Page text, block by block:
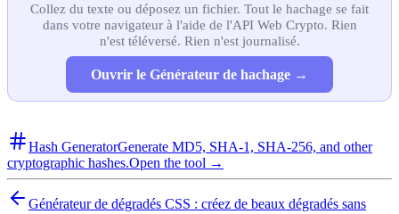
Collez du texte ou déposez un fichier. Tout le hachage se fait
dans votre navigateur à l'aide de l'API Web Crypto. Rien
n'est téléversé. Rien n'est journalisé.
Ouvrir le Générateur de hachage →
Hash GeneratorGenerate MD5, SHA-1, SHA-256, and other
cryptographic hashes.Open the tool →
Générateur de dégradés CSS : créez de beaux dégradés sans